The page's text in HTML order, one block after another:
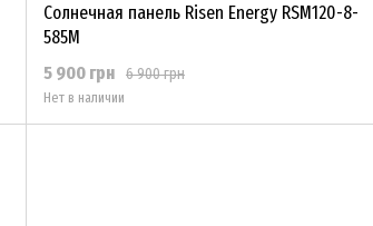
Солнечная панель Risen Energy RSM120-8-
585M
6 900 грн
5 900 грн
Нет в наличии